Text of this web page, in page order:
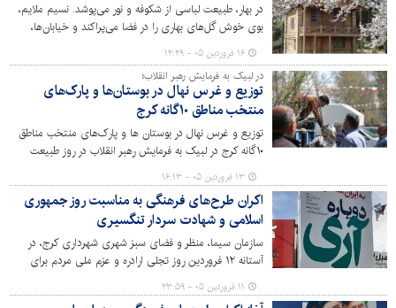
در بهار، طبیعت لباسی از شکوفه و نور می‌پوشد. نسیم ملایم،
بوی خوش گل‌های بهاری را در فضا می‌پراکند و خیابان‌ها،
کوچه‌ها و باغ‌ها به صحنه‌ای شاعرانه تبدیل می‌شوند و هر قدم،
به قاب عکسی ناب ختم می‌شود. این فصل، دعوتی است برای
رهایی از شلوغی و خستگی، برای دیدن زیبایی‌هایی که در
پارک‌ها و بوستان‌های های شهر جلوه گر شده است.
۱۶ فروردین ۰۵ - ۱۲:۲۹
در لبیک به فرمایش رهبر انقلاب؛
توزیع و غرس نهال در بوستان‌ها و پارک‌های
منتخب مناطق ۱۰گانه کرج
توزیع و غرس نهال در بوستان ها و پارک‌های منتخب مناطق
۱۰گانه کرج در لبیک به فرمایش رهبر انقلاب در روز طبیعت
انجام شد.
۱۳ فروردین ۰۵ - ۱۶:۱۳
اکران طرح‌های فرهنگی به مناسبت روز جمهوری
اسلامی و شهادت سردار تنگسیری
سازمان سیما، منظر و فضای سبز شهری شهرداری کرج، در
آستانه ١٢ فروردین روز تجلی ارادره و عزم ملی مردم برای
برپایی حکومت اسلامی اقدام به اکران طرح‌های فرهنگی با این
مضمون در سطح شهر کرده است. همچنین این سازمان
۱۱ فروردین ۰۵ - ۲۳:۵۹